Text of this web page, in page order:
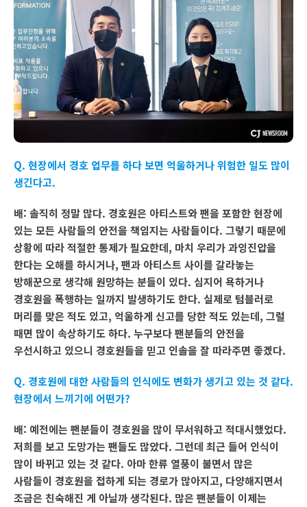
Q. 현장에서 경호 업무를 하다 보면 억울하거나 위험한 일도 많이
생긴다고.
배: 솔직히 정말 많다. 경호원은 아티스트와 팬을 포함한 현장에
있는 모든 사람들의 안전을 책임지는 사람들이다. 그렇기 때문에
상황에 따라 적절한 통제가 필요한데, 마치 우리가 과잉진압을
한다는 오해를 하시거나, 팬과 아티스트 사이를 갈라놓는
방해꾼으로 생각해 원망하는 분들이 있다. 심지어 욕하거나
경호원을 폭행하는 일까지 발생하기도 한다. 실제로 텀블러로
머리를 맞은 적도 있고, 억울하게 신고를 당한 적도 있는데, 그럴
때면 많이 속상하기도 하다. 누구보다 팬분들의 안전을
우선시하고 있으니 경호원들을 믿고 인솔을 잘 따라주면 좋겠다.
Q. 경호원에 대한 사람들의 인식에도 변화가 생기고 있는 것 같다.
현장에서 느끼기에 어떤가?
배: 예전에는 팬분들이 경호원을 많이 무서워하고 적대시했었다.
저희를 보고 도망가는 팬들도 많았다. 그런데 최근 들어 인식이
많이 바뀌고 있는 것 같다. 아마 한류 열풍이 불면서 많은
사람들이 경호원을 접하게 되는 경로가 많아지고, 다양해지면서
조금은 친숙해진 게 아닐까 생각된다. 많은 팬분들이 이제는